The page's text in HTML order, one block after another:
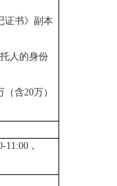
证书》副本
人的身份
含20万）
，